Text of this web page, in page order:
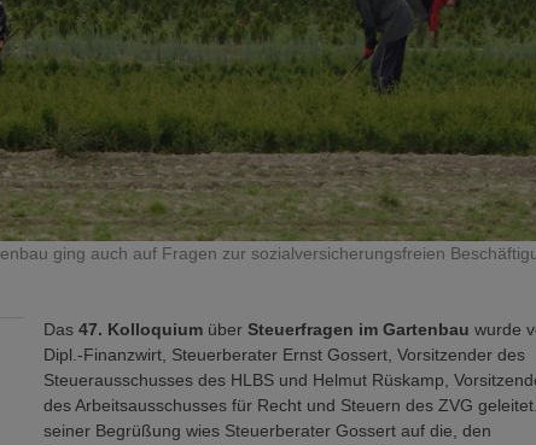
ging auch auf Fragen zur sozialversicherungsfreien
Das 47. Kolloquium über Steuerfragen im Gartenbau wurde
Dipl.-Finanzwirt, Steuerberater Ernst Gossert, Vorsitzender des
Steuerausschusses des HLBS und Helmut Rüskamp,
des Arbeitsausschusses für Recht und Steuern des ZVG
seiner Begrüßung wies Steuerberater Gossert auf die, den